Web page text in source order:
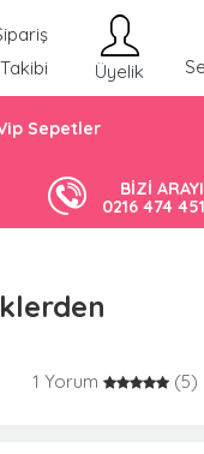
Takibi
Üyelik
Sepetler
BİZİ
0216 474
1 Yorum (5)